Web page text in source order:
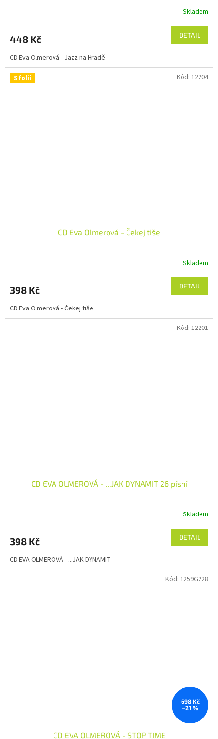
Skladem
448 Kč DETAIL
CD Eva Olmerová - Jazz na Hradě
S folií
CD Eva Olmerová - Čekej tiše
Skladem
398 Kč DETAIL
CD Eva Olmerová - Čekej tiše
Kód: 12204
CD EVA OLMEROVÁ - ...JAK DYNAMIT 26 písní
Skladem
398 Kč DETAIL
CD EVA OLMEROVÁ - ...JAK DYNAMIT
Kód: 12201
698 Kč
–21 %
CD EVA OLMEROVÁ - STOP TIME
Kód: 1259G228